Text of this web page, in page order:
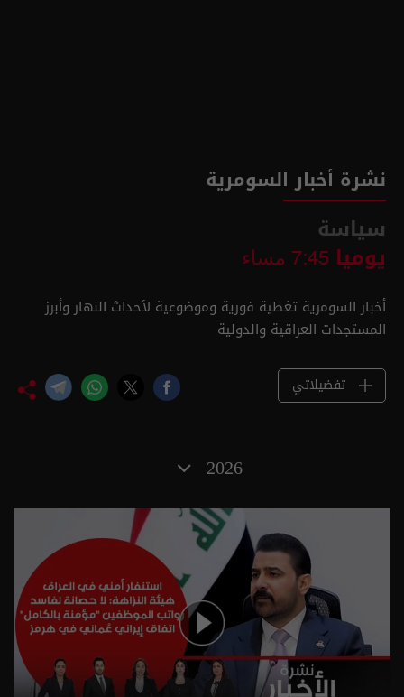
نشرة أخبار السومرية
سياسة
يوميا 7:45 مساء
أخبار السومرية تغطية فورية وموضوعية لأحداث النهار وأبرز
المستجدات العراقية والدولية
تفضيلاتي
2026